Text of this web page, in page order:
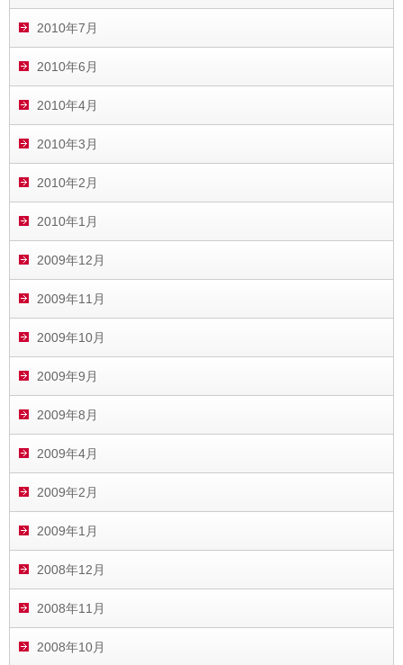
2010年7月
2010年6月
2010年4月
2010年3月
2010年2月
2010年1月
2009年12月
2009年11月
2009年10月
2009年9月
2009年8月
2009年4月
2009年2月
2009年1月
2008年12月
2008年11月
2008年10月